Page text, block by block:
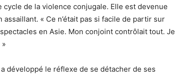
de la violence conjugale. Elle est devenue
« Ce n’était pas si facile de partir sur
en Asie. Mon conjoint contrôlait tout. Je
développé le réflexe de se détacher de ses